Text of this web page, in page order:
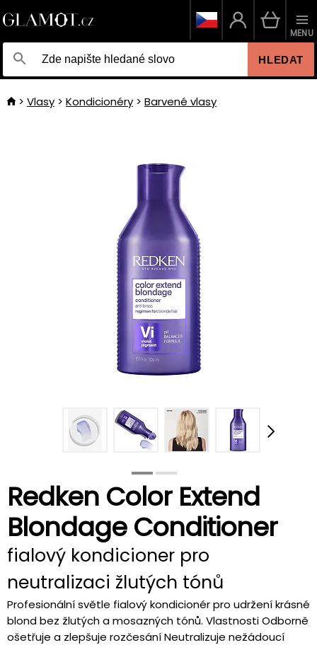
HLEDAT
MENU
Vlasy Kondicionéry Barvené vlasy
Redken Color Extend
Blondage Conditioner
fialový kondicioner pro
neutralizaci žlutých tónů
Profesionální světle fialový kondicionér pro udržení krásné
blond bez žlutých a mosazných tónů. Vlastnosti Odborně
ošetřuje a zlepšuje rozčesání Neutralizuje nežádoucí